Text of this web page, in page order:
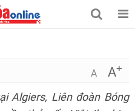
A A+
Algiers, Liên đoàn Bóng